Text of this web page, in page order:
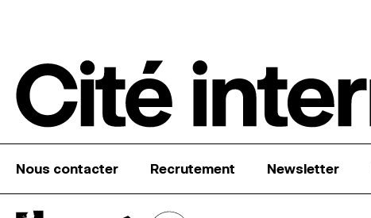
Nous contacter Recrutement Newsletter